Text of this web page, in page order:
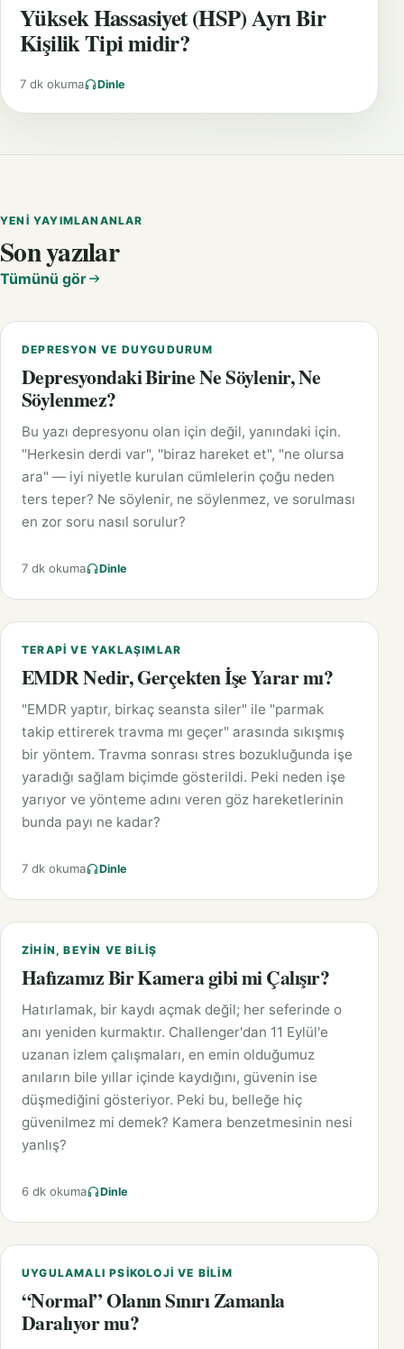
Yüksek Hassasiyet (HSP) Ayrı Bir
Kişilik Tipi midir?
7 dk okuma Dinle
YENI YAYIMLANANLAR
Son yazılar
Tümünü gör
DEPRESYON VE DUYGUDURUM
Depresyondaki Birine Ne Söylenir, Ne
Söylenmez?
Bu yazı depresyonu olan için değil, yanındaki için.
"Herkesin derdi var", "biraz hareket et", "ne olursa
ara" — iyi niyetle kurulan cümlelerin çoğu neden
ters teper? Ne söylenir, ne söylenmez, ve sorulması
en zor soru nasıl sorulur?
7 dk okuma Dinle
TERAPI VE YAKLAŞIMLAR
EMDR Nedir, Gerçekten İşe Yarar mı?
"EMDR yaptır, birkaç seansta siler" ile "parmak
takip ettirerek travma mı geçer" arasında sıkışmış
bir yöntem. Travma sonrası stres bozukluğunda işe
yaradığı sağlam biçimde gösterildi. Peki neden işe
yarıyor ve yönteme adını veren göz hareketlerinin
bunda payı ne kadar?
7 dk okuma Dinle
ZIHIN, BEYIN VE BILIŞ
Hafızamız Bir Kamera gibi mi Çalışır?
Hatırlamak, bir kaydı açmak değil; her seferinde o
anı yeniden kurmaktır. Challenger'dan 11 Eylül'e
uzanan izlem çalışmaları, en emin olduğumuz
anıların bile yıllar içinde kaydığını, güvenin ise
düşmediğini gösteriyor. Peki bu, belleğe hiç
güvenilmez mi demek? Kamera benzetmesinin nesi
yanlış?
6 dk okuma Dinle
UYGULAMALI PSIKOLOJI VE BILIM
“Normal” Olanın Sınırı Zamanla
Daralıyor mu?